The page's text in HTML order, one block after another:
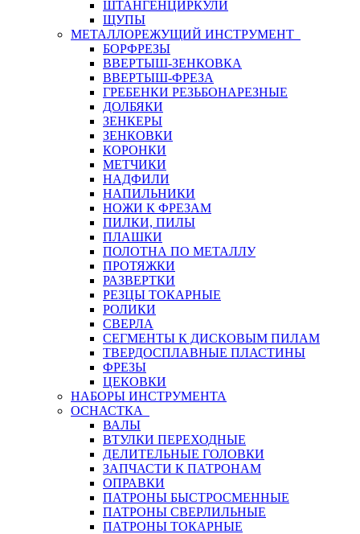
ШТАНГЕНЦИРКУЛИ
ЩУПЫ
МЕТАЛЛОРЕЖУЩИЙ ИНСТРУМЕНТ
БОРФРЕЗЫ
ВВЕРТЫШ-ЗЕНКОВКА
ВВЕРТЫШ-ФРЕЗА
ГРЕБЕНКИ РЕЗЬБОНАРЕЗНЫЕ
ДОЛБЯКИ
ЗЕНКЕРЫ
ЗЕНКОВКИ
КОРОНКИ
МЕТЧИКИ
НАДФИЛИ
НАПИЛЬНИКИ
НОЖИ К ФРЕЗАМ
ПИЛКИ, ПИЛЫ
ПЛАШКИ
ПОЛОТНА ПО МЕТАЛЛУ
ПРОТЯЖКИ
РАЗВЕРТКИ
РЕЗЦЫ ТОКАРНЫЕ
РОЛИКИ
СВЕРЛА
СЕГМЕНТЫ К ДИСКОВЫМ ПИЛАМ
ТВЕРДОСПЛАВНЫЕ ПЛАСТИНЫ
ФРЕЗЫ
ЦЕКОВКИ
НАБОРЫ ИНСТРУМЕНТА
ОСНАСТКА
ВАЛЫ
ВТУЛКИ ПЕРЕХОДНЫЕ
ДЕЛИТЕЛЬНЫЕ ГОЛОВКИ
ЗАПЧАСТИ К ПАТРОНАМ
ОПРАВКИ
ПАТРОНЫ БЫСТРОСМЕННЫЕ
ПАТРОНЫ СВЕРЛИЛЬНЫЕ
ПАТРОНЫ ТОКАРНЫЕ